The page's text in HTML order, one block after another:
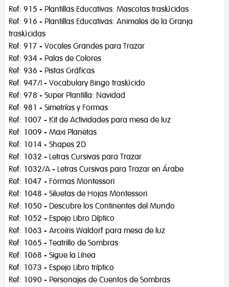
Ref: 915 - Plantillas Educativas: Mascotas traslúcidas
Ref: 916 - Plantillas Educativas: Animales de la Granja
traslúcidas
Ref: 917 - Vocales Grandes para Trazar
Ref: 934 - Palas de Colores
Ref: 936 - Pistas Gráficas
Ref: 947/I - Vocabulary Bingo traslúcido
Ref: 978 - Super Plantilla: Navidad
Ref: 981 - Simetrías y Formas
Ref: 1007 - Kit de Actividades para mesa de luz
Ref: 1009 - Maxi Planetas
Ref: 1014 - Shapes 2D
Ref: 1032 - Letras Cursivas para Trazar
Ref: 1032/A - Letras Cursivas para Trazar en Árabe
Ref: 1047 - Formas Montessori
Ref: 1048 - Siluetas de Hojas Montessori
Ref: 1050 - Descubre los Continentes del Mundo
Ref: 1052 - Espejo Libro Díptico
Ref: 1063 - Arcoíris Waldorf para mesa de luz
Ref: 1065 - Teatrillo de Sombras
Ref: 1068 - Sigue la Línea
Ref: 1073 - Espejo Libro tríptico
Ref: 1090 - Personajes de Cuentos de Sombras